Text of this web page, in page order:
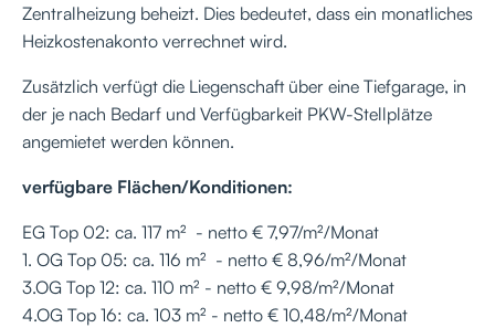
Zentralheizung beheizt. Dies bedeutet, dass ein monatliches
Heizkostenakonto verrechnet wird.
Zusätzlich verfügt die Liegenschaft über eine Tiefgarage, in
der je nach Bedarf und Verfügbarkeit PKW-Stellplätze
angemietet werden können.
verfügbare Flächen/Konditionen:
EG Top 02: ca. 117 m² - netto € 7,97/m²/Monat
1. OG Top 05: ca. 116 m² - netto € 8,96/m²/Monat
3.OG Top 12: ca. 110 m² - netto € 9,98/m²/Monat
4.OG Top 16: ca. 103 m² - netto € 10,48/m²/Monat